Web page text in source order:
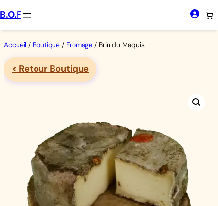
Aller
au
contenu
B.O.F
Accueil / Boutique / Fromage / Brin du Maquis
< Retour Boutique